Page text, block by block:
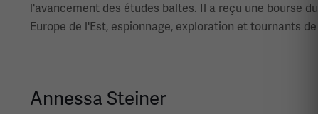
l'avancement des études baltes. Il a reçu une bourse du
Europe de l'Est, espionnage, exploration et tournants de
Annessa Steiner